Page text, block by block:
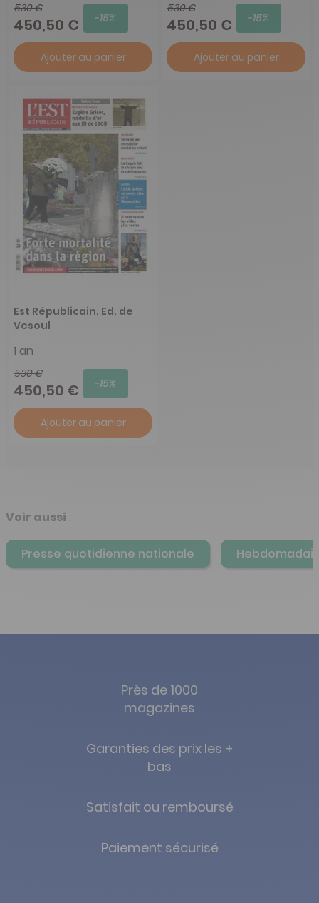
530 €
450,50 € -15%
Ajouter au panier
530 €
450,50 € -15%
Ajouter au panier
Est Républicain, Ed. de
Vesoul
1 an
530 €
450,50 € -15%
Ajouter au panier
Voir aussi :
Presse quotidienne nationale
Près de 1000
magazines
Garanties des prix les +
bas
Satisfait ou remboursé
Paiement sécurisé